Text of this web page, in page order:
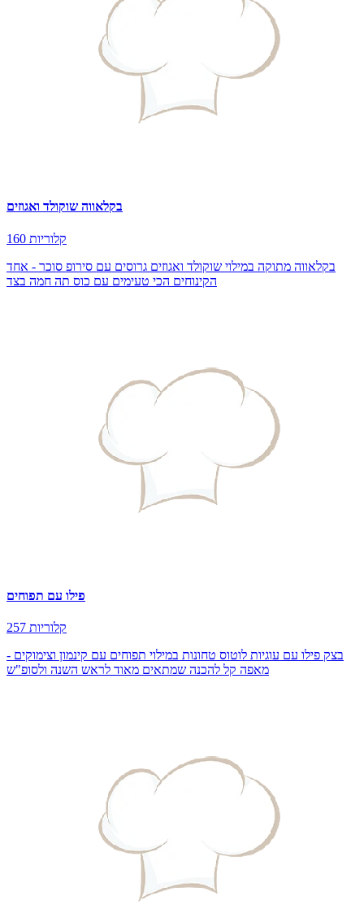
בקלאווה שוקולד ואגוזים
160 קלוריות
בקלאווה מתוקה במילוי שוקולד ואגוזים גרוסים עם סירופ סוכר - אחד
הקינוחים הכי טעימים עם כוס תה חמה בצד
פילו עם תפוחים
257 קלוריות
בצק פילו עם עוגיות לוטוס טחונות במילוי תפוחים עם קינמון וצימוקים -
מאפה קל להכנה שמתאים מאוד לראש השנה ולסופ"ש